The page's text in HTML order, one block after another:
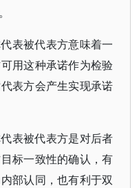
表被代表方意味着一
用这种承诺作为检验
表方会产生实现承诺
表被代表方是对后者
标一致性的确认，有
部认同，也有利于双